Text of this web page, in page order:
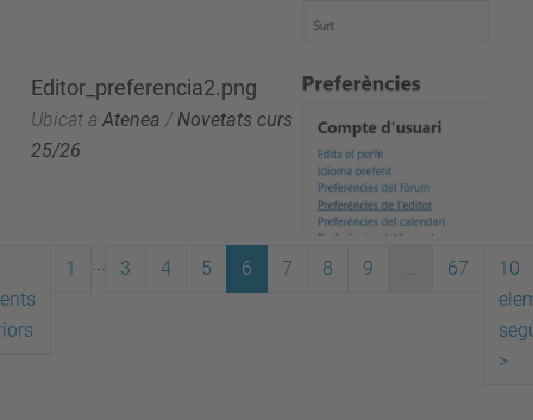
Editor_preferencia2.png
Ubicat a Atenea /Novetats curs
25/26
1 ... 3 4 5 6 7 8 9 ... 67
10
>